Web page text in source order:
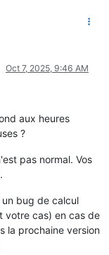
Oct 7, 2025, 9:46 AM
aux heures
?
pas normal. Vos
bug de calcul
votre cas) en cas de
la prochaine version